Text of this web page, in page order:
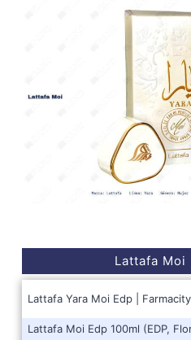
Lattafa Moi
Lattafa Yara Moi Edp | Farmacity
Lattafa Moi Edp 100ml (EDP,